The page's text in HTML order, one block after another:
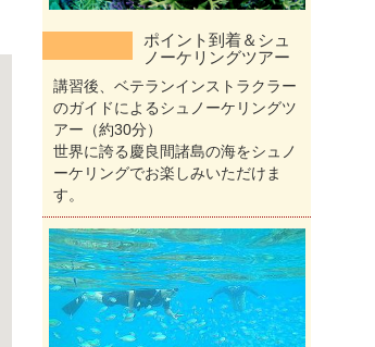
ポイント到着＆シュ
ノーケリングツアー
講習後、ベテランインストラクラー
のガイドによるシュノーケリングツ
アー（約30分）
世界に誇る慶良間諸島の海をシュノ
ーケリングでお楽しみいただけま
す。